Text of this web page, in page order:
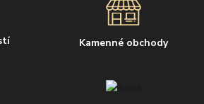
Kamenné obchody